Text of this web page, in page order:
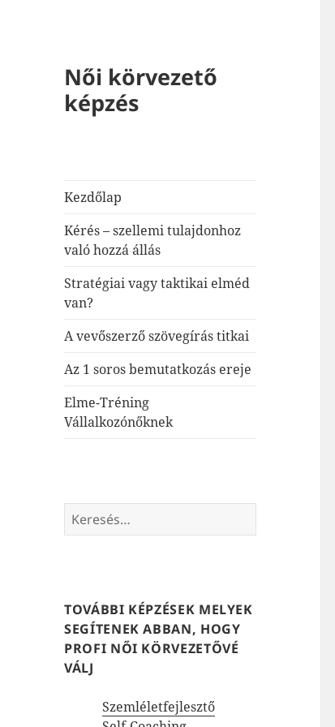
Női körvezető
képzés
Kezdőlap
Kérés – szellemi tulajdonhoz
való hozzá állás
Stratégiai vagy taktikai elméd
van?
A vevőszerző szövegírás titkai
Az 1 soros bemutatkozás ereje
Elme-Tréning
Vállalkozónőknek
Keresés:
TOVÁBBI KÉPZÉSEK MELYEK
SEGÍTENEK ABBAN, HOGY
PROFI NŐI KÖRVEZETŐVÉ
VÁLJ
Szemléletfejlesztő